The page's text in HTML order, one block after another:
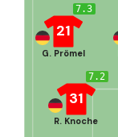
7.2
31
R. Knoche
7.3
21
G. Prömel